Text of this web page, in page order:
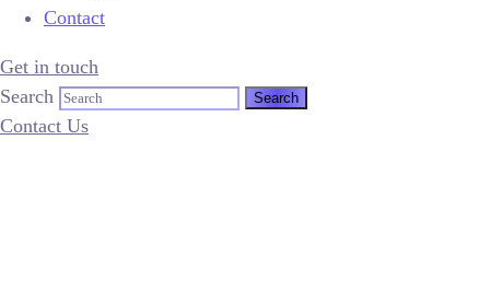
Contact
Get in touch
Search
X
Contact Us
QR
Contact